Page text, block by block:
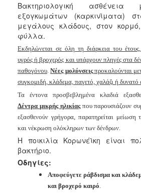
Βακτηριολογική ασθένεια
εξογκωμάτων (καρκινϊματα)
μεγάλους κλάδους, στον
φύλλα.
Εκδηλώνεται σε όλη τη διάρκεια του
υγρός ή βροχερός και υπάρχουν πληγές στα
παθογόνου.Νέες μολύνσειςπροκαλούνται
συγκομιδή, κλάδεμα, παγετό, χαλάζι ή δυνατό
Τα έντονα προσβεβλημένα κλαδιά
Δέντρα μικρής ηλικίαςπου παρουσιάζουν
εξασθενούν γρήγορα, παρατηρείται
και νέκρωση ολόκληρων των δένδρων.
Η ποικιλία Κορωνέϊκη είναι
βακτήριο.
Οδηγίες:
Αποφεύγετε ράβδισμα και
και βροχερό καιρό.